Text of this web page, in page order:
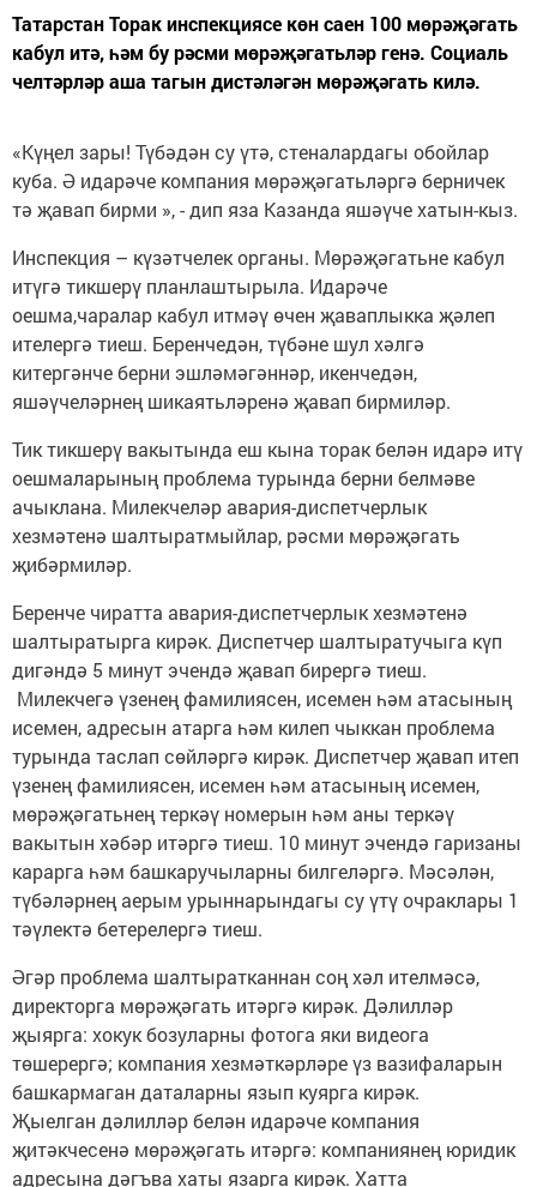
Татарстан Торак инспекциясе көн саен 100 мөрәҗәгать
кабул итә, һәм бу рәсми мөрәҗәгатьләр генә. Социаль
челтәрләр аша тагын дистәләгән мөрәҗәгать килә.
«Күңел зары! Түбәдән су үтә, стеналардагы обойлар
куба. Ә идарәче компания мөрәҗәгатьләргә берничек
тә җавап бирми », - дип яза Казанда яшәүче хатын-кыз.
Инспекция – күзәтчелек органы. Мөрәҗәгатьне кабул
итүгә тикшерү планлаштырыла. Идарәче
оешма,чаралар кабул итмәү өчен җаваплыкка җәлеп
ителергә тиеш. Беренчедән, түбәне шул хәлгә
китергәнче берни эшләмәгәннәр, икенчедән,
яшәүчеләрнең шикаятьләренә җавап бирмиләр.
Тик тикшерү вакытында еш кына торак белән идарә итү
оешмаларының проблема турында берни белмәве
ачыклана. Милекчеләр авария-диспетчерлык
хезмәтенә шалтыратмыйлар, рәсми мөрәҗәгать
җибәрмиләр.
Беренче чиратта авария-диспетчерлык хезмәтенә
шалтыратырга кирәк. Диспетчер шалтыратучыга күп
дигәндә 5 минут эчендә җавап бирергә тиеш.
Милекчегә үзенең фамилиясен, исемен һәм атасының
исемен, адресын атарга һәм килеп чыккан проблема
турында таслап сөйләргә кирәк. Диспетчер җавап итеп
үзенең фамилиясен, исемен һәм атасының исемен,
мөрәҗәгатьнең теркәү номерын һәм аны теркәү
вакытын хәбәр итәргә тиеш. 10 минут эчендә гаризаны
карарга һәм башкаручыларны билгеләргә. Мәсәлән,
түбәләрнең аерым урыннарындагы су үтү очраклары 1
тәүлектә бетерелергә тиеш.
Әгәр проблема шалтыратканнан соң хәл ителмәсә,
директорга мөрәҗәгать итәргә кирәк. Дәлилләр
җыярга: хокук бозуларны фотога яки видеога
төшерергә; компания хезмәткәрләре үз вазифаларын
башкармаган даталарны язып куярга кирәк.
Җыелган дәлилләр белән идарәче компания
җитәкчесенә мөрәҗәгать итәргә: компаниянең юридик
адресына дәгъва хаты язарга кирәк. Хатта